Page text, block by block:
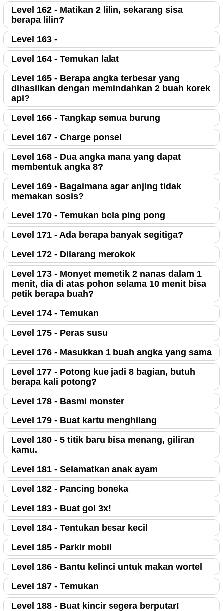
Level 162 - Matikan 2 lilin, sekarang sisa
berapa lilin?
Level 163 -
Level 164 - Temukan lalat
Level 165 - Berapa angka terbesar yang
dihasilkan dengan memindahkan 2 buah korek
api?
Level 166 - Tangkap semua burung
Level 167 - Charge ponsel
Level 168 - Dua angka mana yang dapat
membentuk angka 8?
Level 169 - Bagaimana agar anjing tidak
memakan sosis?
Level 170 - Temukan bola ping pong
Level 171 - Ada berapa banyak segitiga?
Level 172 - Dilarang merokok
Level 173 - Monyet memetik 2 nanas dalam 1
menit, dia di atas pohon selama 10 menit bisa
petik berapa buah?
Level 174 - Temukan
Level 175 - Peras susu
Level 176 - Masukkan 1 buah angka yang sama
Level 177 - Potong kue jadi 8 bagian, butuh
berapa kali potong?
Level 178 - Basmi monster
Level 179 - Buat kartu menghilang
Level 180 - 5 titik baru bisa menang, giliran
kamu.
Level 181 - Selamatkan anak ayam
Level 182 - Pancing boneka
Level 183 - Buat gol 3x!
Level 184 - Tentukan besar kecil
Level 185 - Parkir mobil
Level 186 - Bantu kelinci untuk makan wortel
Level 187 - Temukan
Level 188 - Buat kincir segera berputar!